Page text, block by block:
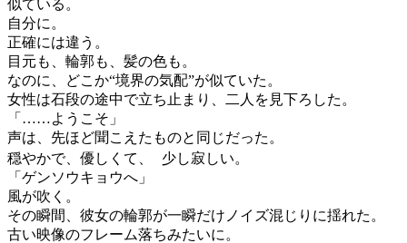
似ている。
自分に。
正確には違う。
目元も、輪郭も、髪の色も。
なのに、どこか“境界の気配”が似ていた。
女性は石段の途中で立ち止まり、二人を見下ろした。
「……ようこそ」
声は、先ほど聞こえたものと同じだった。
穏やかで、優しくて、 少し寂しい。
「ゲンソウキョウへ」
風が吹く。
その瞬間、彼女の輪郭が一瞬だけノイズ混じりに揺れた。
古い映像のフレーム落ちみたいに。